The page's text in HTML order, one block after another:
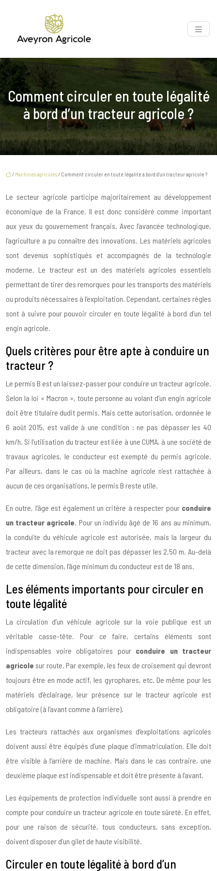
Comment circuler en toute légalité
à bord d’un tracteur agricole ?
/ Machines agricoles/ Comment circuler en toute légalité à bord d’un tracteur agricole ?
Le secteur agricole participe majoritairement au développement
économique de la France. Il est donc considéré comme important
aux yeux du gouvernement français. Avec l’avancée technologique,
l’agriculture a pu connaître des innovations. Les matériels agricoles
sont devenus sophistiqués et accompagnés de la technologie
moderne. Le tracteur est un des matériels agricoles essentiels
permettant de tirer des remorques pour les transports des matériels
ou produits nécessaires à l’exploitation. Cependant, certaines règles
sont à suivre pour pouvoir circuler en toute légalité à bord d’un tel
engin agricole.
Quels critères pour être apte à conduire un
tracteur ?
Le permis B est un laissez-passer pour conduire un tracteur agricole.
Selon la loi « Macron », toute personne au volant d’un engin agricole
doit être titulaire dudit permis. Mais cette autorisation, ordonnée le
6 août 2015, est valide à une condition : ne pas dépasser les 40
km/h. Si l’utilisation du tracteur est liée à une CUMA, à une société de
travaux agricoles, le conducteur est exempté du permis agricole.
Par ailleurs, dans le cas où la machine agricole n’est rattachée à
aucun de ces organisations, le permis B reste utile.
En outre, l’âge est également un critère à respecter pour conduire
un tracteur agricole. Pour un individu âgé de 16 ans au minimum,
la conduite du véhicule agricole est autorisée, mais la largeur du
tracteur avec la remorque ne doit pas dépasser les 2,50 m. Au-delà
de cette dimension, l’âge minimum du conducteur est de 18 ans.
Les éléments importants pour circuler en
toute légalité
La circulation d’un véhicule agricole sur la voie publique est un
véritable casse-tête. Pour ce faire, certains éléments sont
indispensables voire obligatoires pour conduire un tracteur
agricole sur route. Par exemple, les feux de croisement qui devront
toujours être en mode actif, les gyrophares, etc. De même pour les
matériels d’éclairage, leur présence sur le tracteur agricole est
obligatoire (à l’avant comme à l’arrière).
Les tracteurs rattachés aux organismes d’exploitations agricoles
doivent aussi être équipés d’une plaque d’immatriculation. Elle doit
être visible à l’arrière de machine. Mais dans le cas contraire, une
deuxième plaque est indispensable et doit être présente à l’avant.
Les équipements de protection individuelle sont aussi à prendre en
compte pour conduire un tracteur agricole en toute sûreté. En effet,
pour une raison de sécurité, tous conducteurs, sans exception,
doivent disposer d’un gilet de haute visibilité.
Circuler en toute légalité à bord d’un